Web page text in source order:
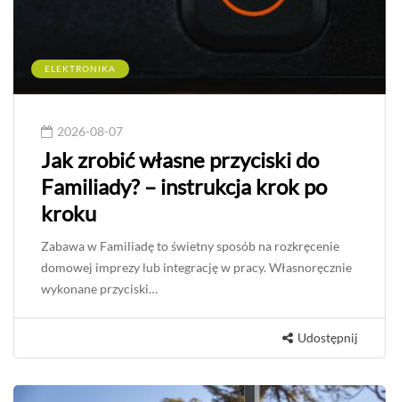
ELEKTRONIKA
2026-08-07
Jak zrobić własne przyciski do
Familiady? – instrukcja krok po
kroku
Zabawa w Familiadę to świetny sposób na rozkręcenie
domowej imprezy lub integrację w pracy. Własnoręcznie
wykonane przyciski…
Udostępnij